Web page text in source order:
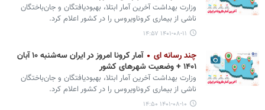
وزارت بهداشت آخرین آمار ابتلا، بهبودیافتگان و جان‌باختگان
ناشی از بیماری کروناویروس را در کشور اعلام کرد.
۱۴۰۱-۰۸-۱۱ ۱۴:۵۷
چند رسانه ای
آمار کرونا امروز در ایران سه‌شنبه ۱۰ آبان
۱۴۰۱ + وضعیت شهرهای کشور
وزارت بهداشت آخرین آمار ابتلا، بهبودیافتگان و جان‌باختگان
ناشی از بیماری کروناویروس را در کشور اعلام کرد.
۱۴۰۱-۰۸-۱۰ ۱۴:۵۰